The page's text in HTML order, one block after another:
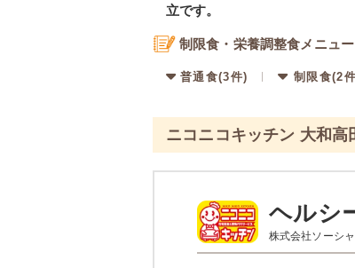
立です。
制限食・栄養調整食メニュー
普通食(3件) 制限食(2
ニコニコキッチン 大和
ヘルシ
株式会社ソーシ